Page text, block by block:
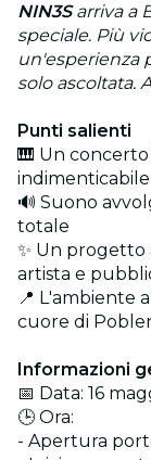
NIN3Sarriva a
speciale. Più
un'esperienza
solo ascoltata.
Punti salienti
🎹 Un
indimenticabile
🔊 Suono
totale
✨ Un progetto
artista e
📍 L'ambiente
cuore di
Informazioni
📅 Data: 16
🕒 Ora:
- Apertura